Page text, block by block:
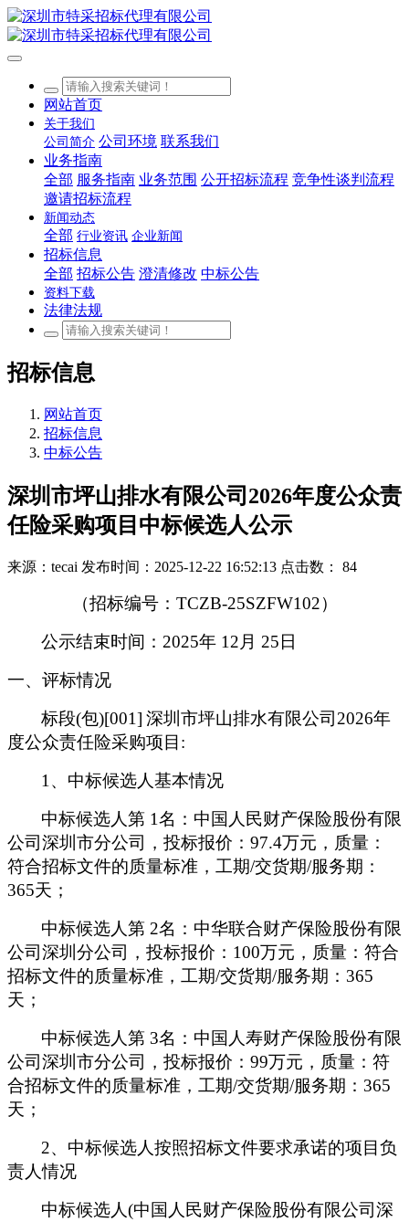
网站首页
关于我们
公司简介 公司环境 联系我们
业务指南
全部 服务指南 业务范围 公开招标流程 竞争性谈判流程
邀请招标流程
新闻动态
全部 行业资讯 企业新闻
招标信息
全部 招标公告 澄清修改 中标公告
资料下载
法律法规
招标信息
网站首页
招标信息
中标公告
深圳市坪山排水有限公司2026年度公众责
任险采购项目中标候选人公示
来源：tecai 发布时间：2025-12-22 16:52:13 点击数： 84
（招标编号： TCZB-25SZFW102）
公示结束时间：2025年 12月 25日
一、评标情况
标段(包)[001] 深圳市坪山排水有限公司2026年
度公众责任险采购项目:
1 、中标候选人基本情况
中标候选人第 1名： 中国人民财产保险股份有限
公司深圳市分公司，投标报价：97.4万元，质量：
符合招标文件的质量标准，工期/交货期/服务期：
365天；
中标候选人第 2名：中华联合财产保险股份有限
公司深圳分公司，投标报价：100万元，质量：符合
招标文件的质量标准，工期/交货期/服务期：365
天；
中标候选人第 3名：中国人寿财产保险股份有限
公司深圳市分公司，投标报价：99万元，质量：符
合招标文件的质量标准，工期/交货期/服务期：365
天；
2、中标候选人按照招标文件要求承诺的项目负
责人情况
中标候选人(中国人民财产保险股份有限公司深